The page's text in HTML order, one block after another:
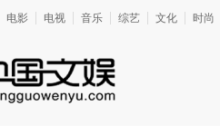
电影 电视 音乐 综艺 文化 时尚